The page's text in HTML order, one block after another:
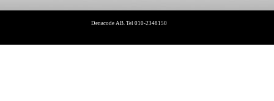
Denacode AB. Tel 010-2348150